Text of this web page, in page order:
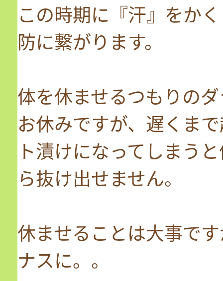
この時期に『汗』をか
防に繋がります。
体を休ませるつもりの
お休みですが、遅くま
ト漬けになってしまう
ら抜け出せません。
休ませることは大事で
ナスに。。